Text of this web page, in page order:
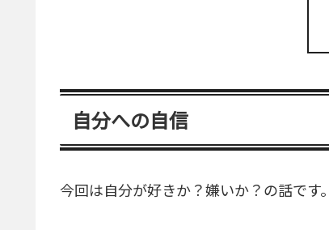
自分への自信
今回は自分が好きか？嫌いか？の話です。